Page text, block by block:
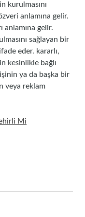
kurulmasını
anlamına gelir.
anlamına gelir.
sağlayan bir
eder. kararlı,
kesinlikle bağlı
ya da başka bir
veya reklam
Mi